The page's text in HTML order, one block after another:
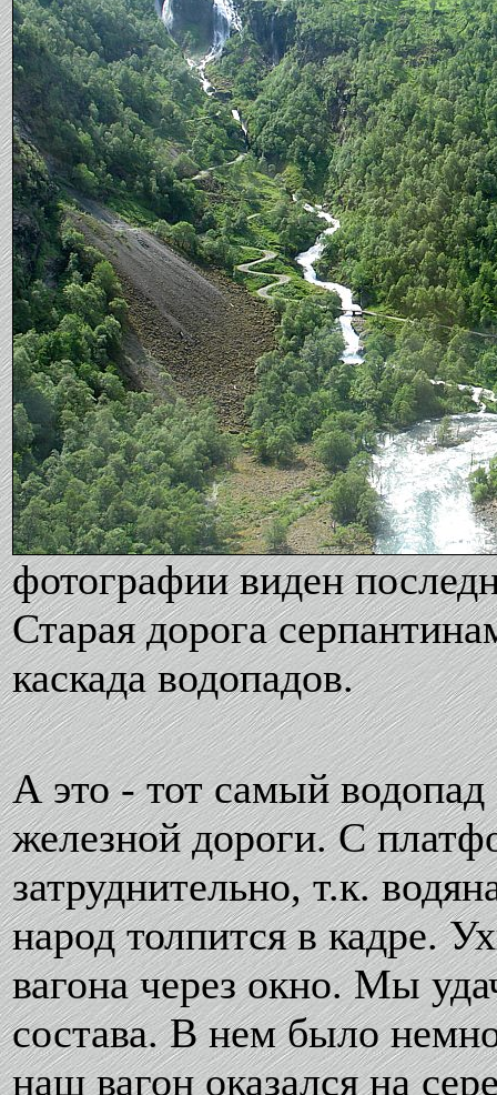
фотографии виден
Старая дорога
каскада водопадов.
А это - тот самый
железной дороги. С
затруднительно, т.к.
народ толпится в кадре.
вагона через окно. Мы
состава. В нем было
наш вагон оказался на